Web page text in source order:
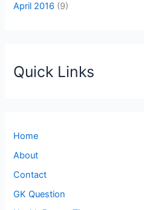
April 2016 (9)
Quick Links
Home
About
Contact
GK Question